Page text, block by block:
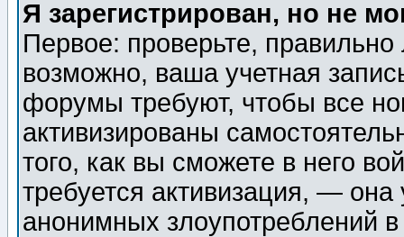
Я зарегистрирован, но не
Первое: проверьте,
возможно, ваша учетная
форумы требуют, чтобы все
активизированы
того, как вы сможете в него
требуется активизация, —
анонимных злоупотреблений